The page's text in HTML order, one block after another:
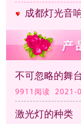
成都灯光音
不可忽略的舞
9911阅读 2021-
激光灯的种类